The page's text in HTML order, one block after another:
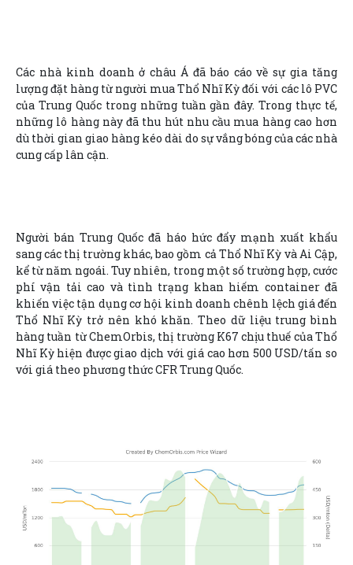
Các nhà kinh doanh ở châu Á đã báo cáo về sự gia tăng
lượng đặt hàng từ người mua Thổ Nhĩ Kỳ đối với các lô PVC
của Trung Quốc trong những tuần gần đây. Trong thực tế,
những lô hàng này đã thu hút nhu cầu mua hàng cao hơn
dù thời gian giao hàng kéo dài do sự vắng bóng của các nhà
cung cấp lân cận.
Người bán Trung Quốc đã háo hức đẩy mạnh xuất khẩu
sang các thị trường khác, bao gồm cả Thổ Nhĩ Kỳ và Ai Cập,
kể từ năm ngoái. Tuy nhiên, trong một số trường hợp, cước
phí vận tải cao và tình trạng khan hiếm container đã
khiến việc tận dụng cơ hội kinh doanh chênh lệch giá đến
Thổ Nhĩ Kỳ trở nên khó khăn. Theo dữ liệu trung bình
hàng tuần từ ChemOrbis, thị trường K67 chịu thuế của Thổ
Nhĩ Kỳ hiện được giao dịch với giá cao hơn 500 USD/tấn so
với giá theo phương thức CFR Trung Quốc.